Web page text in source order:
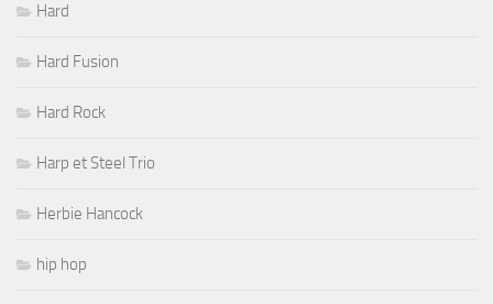
Hard
Hard Fusion
Hard Rock
Harp et Steel Trio
Herbie Hancock
hip hop